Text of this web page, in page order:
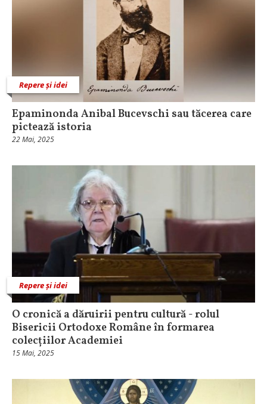
Repere și idei
Epaminonda Anibal Bucevschi sau tăcerea care
pictează istoria
22 Mai, 2025
Repere și idei
O cronică a dăruirii pentru cultură - rolul
Bisericii Ortodoxe Române în formarea
colecțiilor Academiei
15 Mai, 2025